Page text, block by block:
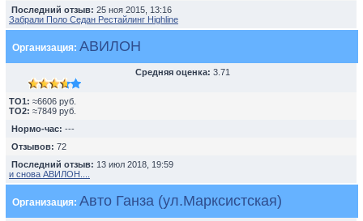
Последний отзыв: 25 ноя 2015, 13:16
Забрали Поло Седан Рестайлинг Highline
Организация: АВИЛОН
Средняя оценка: 3.71
TO1: ≈6606 руб.
TO2: ≈7849 руб.
Нормо-час: ---
Отзывов: 72
Последний отзыв: 13 июл 2018, 19:59
и снова АВИЛОН....
Организация: Авто Ганза (ул.Марксистская)